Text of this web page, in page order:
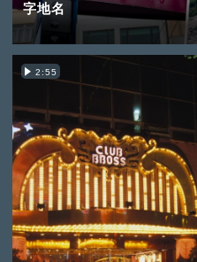
字地名
2:55